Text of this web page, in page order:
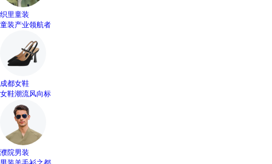
织里童装
童装产业领航者
成都女鞋
女鞋潮流风向标
濮院男装